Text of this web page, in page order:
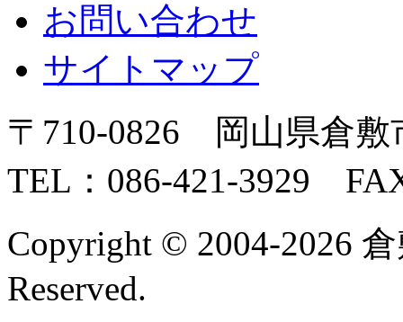
お問い合わせ
サイトマップ
〒710-0826 岡山県倉敷
TEL：086-421-3929
Copyright © 2004-2026
Reserved.